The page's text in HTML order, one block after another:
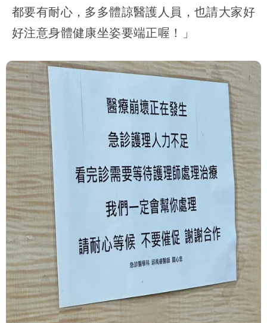
都要有耐心，多多體諒醫護人員，也請大家好
好注意身體健康坐姿要端正喔！」